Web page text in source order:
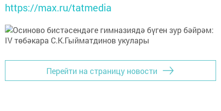
https://max.ru/tatmedia
Перейти на страницу новости